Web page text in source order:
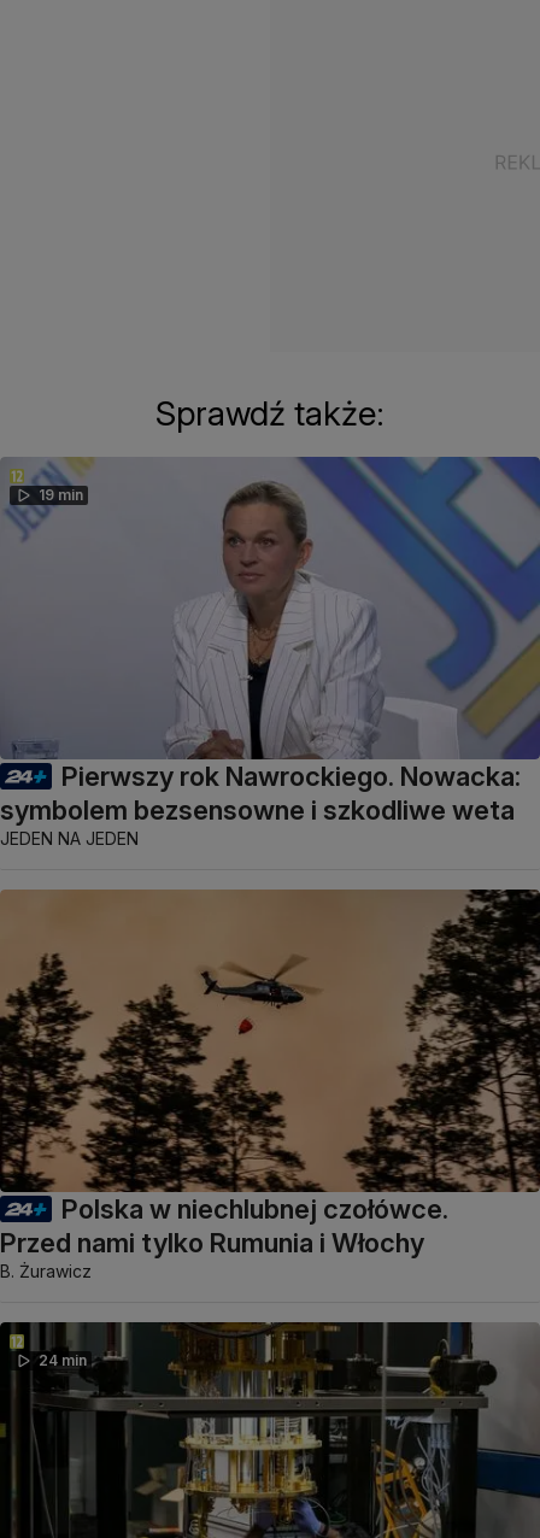
Sprawdź także:
19 min
Pierwszy rok Nawrockiego. Nowacka:
symbolem bezsensowne i szkodliwe weta
JEDEN NA JEDEN
Polska w niechlubnej czołówce.
Przed nami tylko Rumunia i Włochy
B. Żurawicz
24 min